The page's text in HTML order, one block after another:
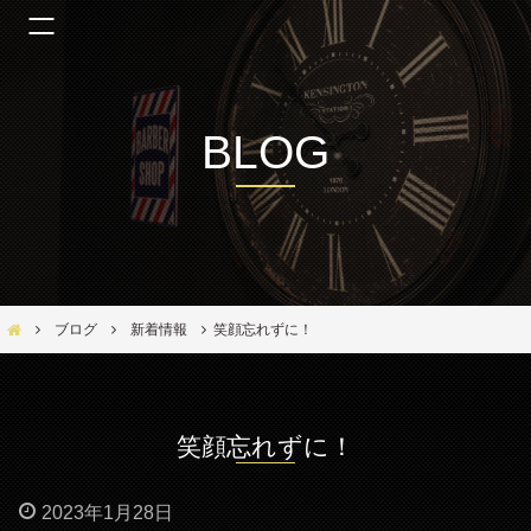
BLOG
Bar Ber Shop REGALO【バーバーショップ レガロ】- 大阪・福島区の美容室
ブログ 新着情報 笑顔忘れずに！
笑顔忘れずに！
2023年1月28日